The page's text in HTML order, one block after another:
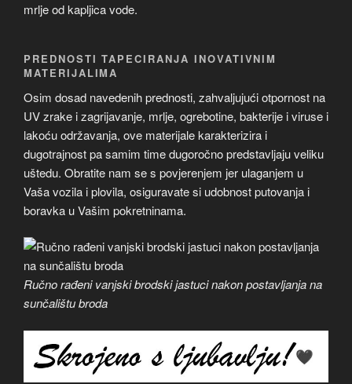
mrlje od kapljica vode.
PREDNOSTI TAPECIRANJA INOVATIVNIM
MATERIJALIMA
Osim dosad navedenih prednosti, zahvaljujući otpornost na
UV zrake i zagrijavanje, mrlje, ogrebotine, bakterije i viruse i
lakoću održavanja, ove materijale karakterizira i
dugotrajnost pa samim time dugoročno predstavljaju veliku
uštedu. Obratite nam se s povjerenjem jer ulaganjem u
Vaša vozila i plovila, osiguravate si udobnost putovanja i
boravka u Vašim pokretninama.
Ručno rađeni vanjski brodski jastuci nakon postavljanja na
sunčalištu broda